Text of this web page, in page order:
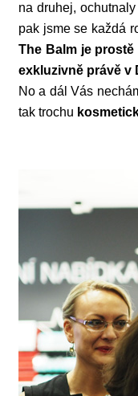
na druhej,
pak jsme se každá
The Balm je
exkluzivně právě v
No a dál Vás
tak trochu